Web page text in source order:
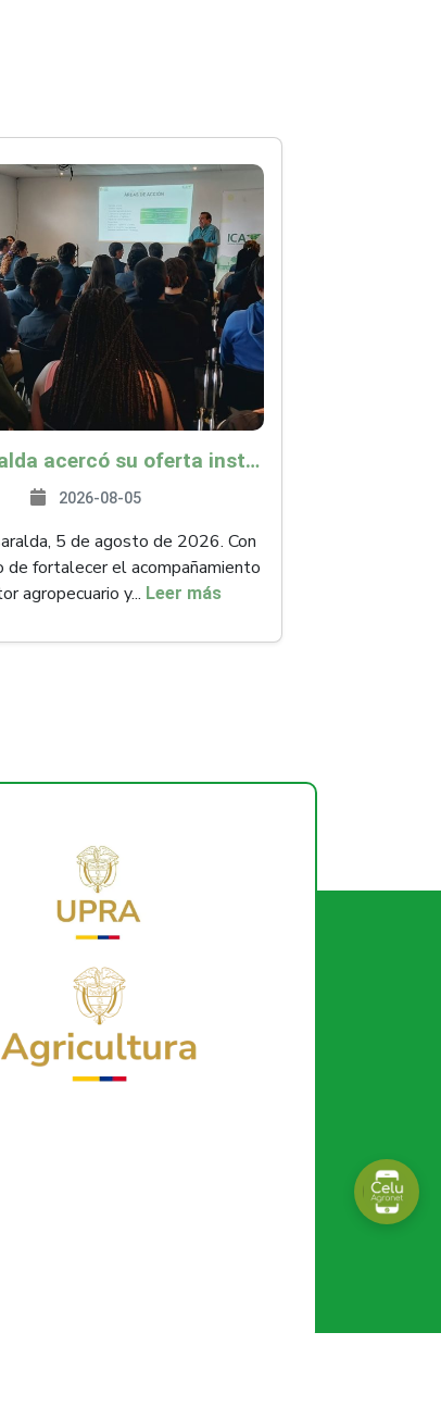
ICA Risaralda acercó su oferta institucional a productores y emprendedores en Expocamello
2026-08-05
5 de agosto de 2026. Con
de fortalecer el acompañamiento
agropecuario y... Leer más